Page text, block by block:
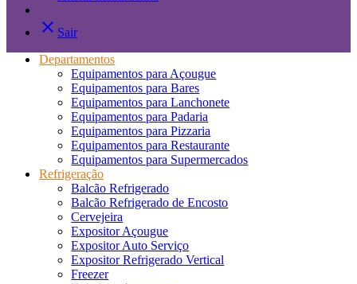
close Sair
Departamentos
Equipamentos para Açougue
Equipamentos para Bares
Equipamentos para Lanchonete
Equipamentos para Padaria
Equipamentos para Pizzaria
Equipamentos para Restaurante
Equipamentos para Supermercados
Refrigeração
Balcão Refrigerado
Balcão Refrigerado de Encosto
Cervejeira
Expositor Açougue
Expositor Auto Serviço
Expositor Refrigerado Vertical
Freezer